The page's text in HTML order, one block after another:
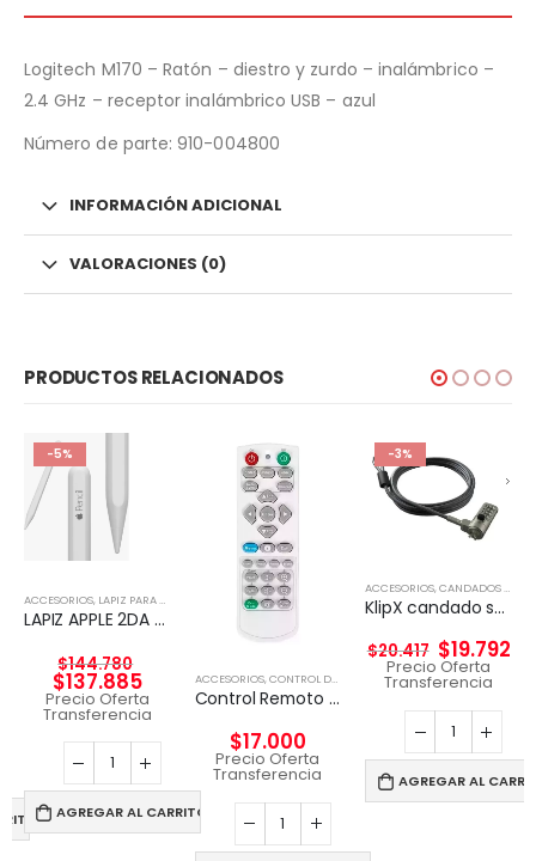
Logitech M170 – Ratón – diestro y zurdo – inalámbrico –
2.4 GHz – receptor inalámbrico USB – azul
Número de parte:910-004800
INFORMACIÓN ADICIONAL
VALORACIONES (0)
PRODUCTOS RELACIONADOS
-5%
ACCESORIOS, LAPIZ PARA TABLET
LAPIZ APPLE 2DA GENERACION
$144.780
$137.885
Precio Oferta
Transferencia
AGREGAR AL CARRITO
ACCESORIOS,CONTROL DE TV Y PROYECTOR
Control Remoto Proyector Viewsonic Q-3101, Pt5075, Px702hd
$17.000
Precio Oferta
Transferencia
-3%
ACCESORIOS,CANDADOS DE SEGURIDAD
KlipX candado seguridad con clave slot tipo WEDGE 2mts largo
$20.417 $19.792
Precio Oferta
Transferencia
AGREGAR AL